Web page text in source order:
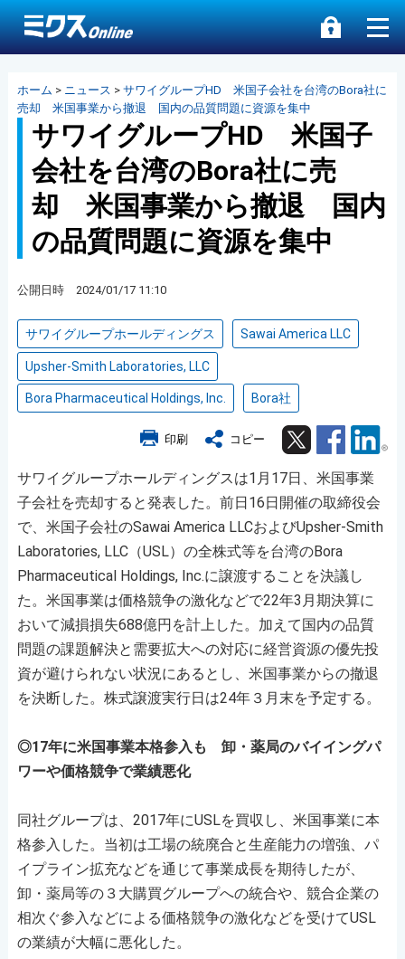
ホーム > ニュース > サワイグループHD 米国子会社を台湾のBora社に
売却 米国事業から撤退 国内の品質問題に資源を集中
サワイグループHD 米国子
会社を台湾のBora社に売
却 米国事業から撤退 国内
の品質問題に資源を集中
公開日時 2024/01/17 11:10
サワイグループホールディングス Sawai America LLC
Upsher-Smith Laboratories, LLC
Bora Pharmaceutical Holdings, Inc. Bora社
印刷 コピー Twitter Facebook
サワイグループホールディングスは1月17日、米国事業
子会社を売却すると発表した。前日16日開催の取締役会
で、米国子会社のSawai America LLCおよびUpsher-Smith
Laboratories, LLC（USL）の全株式等を台湾のBora
Pharmaceutical Holdings, Inc.に譲渡することを決議し
た。米国事業は価格競争の激化などで22年3月期決算に
おいて減損損失688億円を計上した。加えて国内の品質
問題の課題解決と需要拡大への対応に経営資源の優先投
資が避けられない状況にあるとし、米国事業からの撤退
を決断した。株式譲渡実行日は24年３月末を予定する。
◎17年に米国事業本格参入も 卸・薬局のバイイングパ
ワーや価格競争で業績悪化
同社グループは、2017年にUSLを買収し、米国事業に本
格参入した。当初は工場の統廃合と生産能力の増強、パ
イプライン拡充などを通じて事業成長を期待したが、
卸・薬局等の３大購買グループへの統合や、競合企業の
相次ぐ参入などによる価格競争の激化などを受けてUSL
の業績が大幅に悪化した。